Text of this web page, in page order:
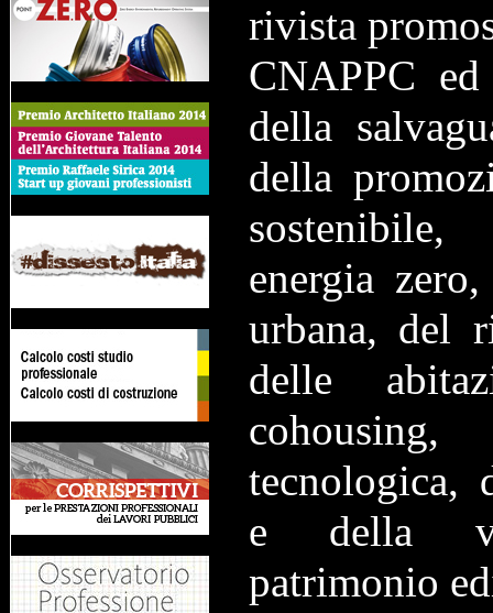
rivista
CNAPPC
della
della
energia
urbana, del
delle
tecnologica,
e della
patrimonio